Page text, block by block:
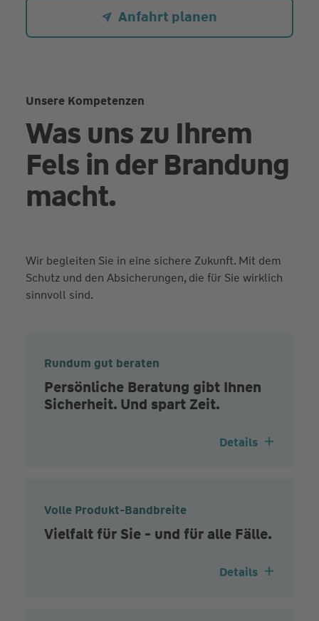
Anfahrt planen
Unsere Kompetenzen
Was uns zu Ihrem
Fels in der Brandung
macht.
Wir begleiten Sie in eine sichere Zukunft. Mit dem
Schutz und den Absicherungen, die für Sie wirklich
sinnvoll sind.
Rundum gut beraten
Persönliche Beratung gibt Ihnen
Sicherheit. Und spart Zeit.
Details
Volle Produkt-Bandbreite
Vielfalt für Sie - und für alle Fälle.
Details